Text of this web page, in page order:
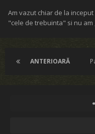
Am vazut chiar de la
"cele de trebuinta" si nu am
ANTERIOARĂ